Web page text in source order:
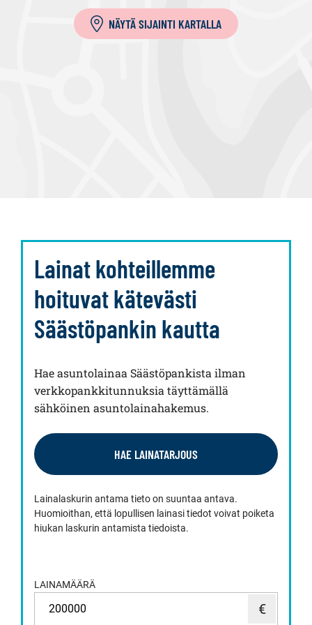
NÄYTÄ SIJAINTI KARTALLA
Lainat kohteillemme
hoituvat kätevästi
Säästöpankin kautta
Hae asuntolainaa Säästöpankista ilman
verkkopankkitunnuksia täyttämällä
sähköinen asuntolainahakemus.
HAE LAINATARJOUS
Lainalaskurin antama tieto on suuntaa antava.
Huomioithan, että lopullisen lainasi tiedot voivat poiketa
hiukan laskurin antamista tiedoista.
LAINAMÄÄRÄ